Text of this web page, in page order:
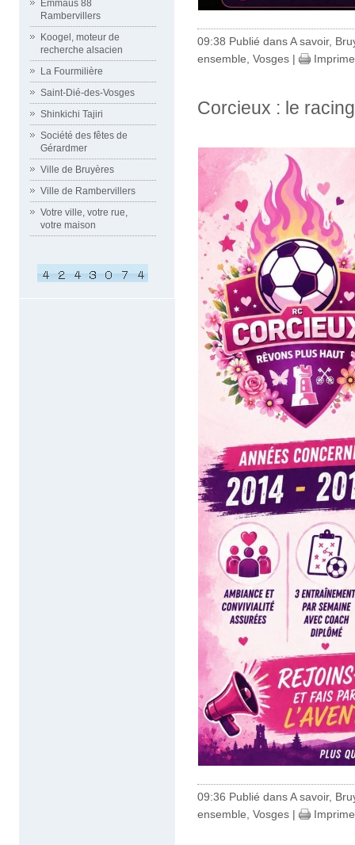
Emmaüs 88
Rambervillers
Koogel, moteur de
recherche alsacien
La Fourmilière
Saint-Dié-des-Vosges
Shinkichi Tajiri
Société des fêtes de
Gérardmer
Ville de Bruyères
Ville de Rambervillers
Votre ville, votre rue,
votre maison
09:38 Publié dansA savoir,
ensemble, Vosges |
Corcieux : le
09:36 Publié dansA savoir,
ensemble Vosges |